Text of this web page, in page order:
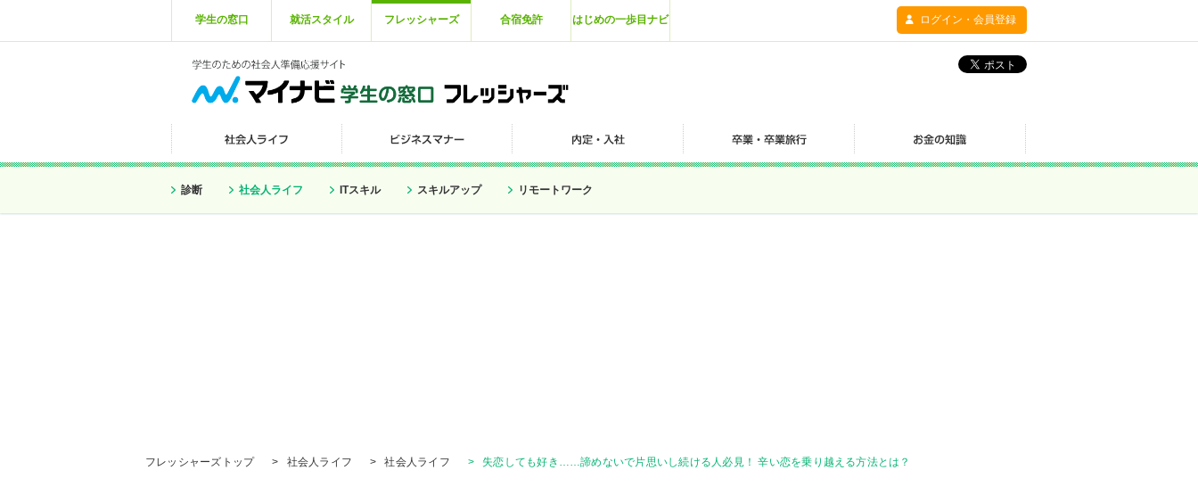
学生の窓口 就活スタイル フレッシャーズ 合宿免許 はじめの一歩目ナビ ログイン・会員登録
診断 社会人ライフ ITスキル スキルアップ リモートワーク
フレッシャーズトップ > 社会人ライフ > 社会人ライフ > 失恋しても好き……諦めないで片思いし続ける人必見！ 辛い恋を乗り越える方法とは？